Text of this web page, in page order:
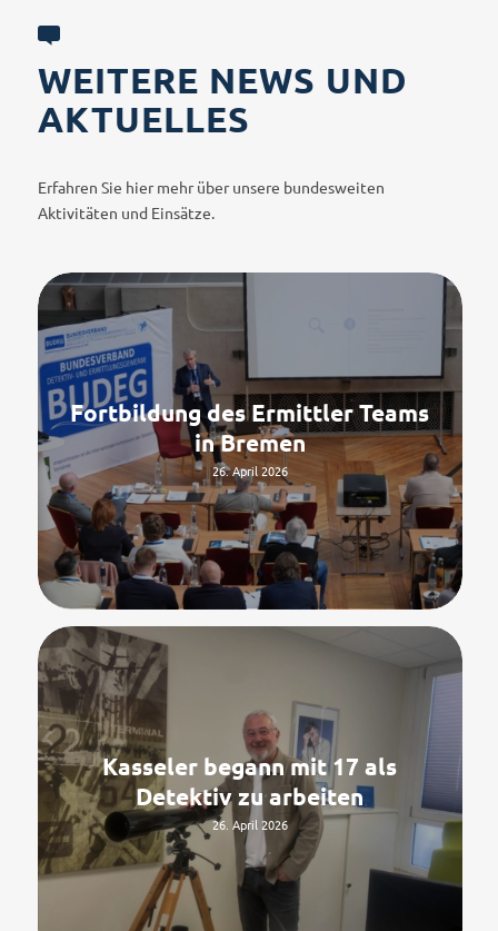
WEITERE NEWS UND
AKTUELLES
Erfahren Sie hier mehr über unsere bundesweiten
Aktivitäten und Einsätze.
Fortbildung des Ermittler Teams
in Bremen
26. April 2026
Kasseler begann mit 17 als
Detektiv zu arbeiten
26. April 2026